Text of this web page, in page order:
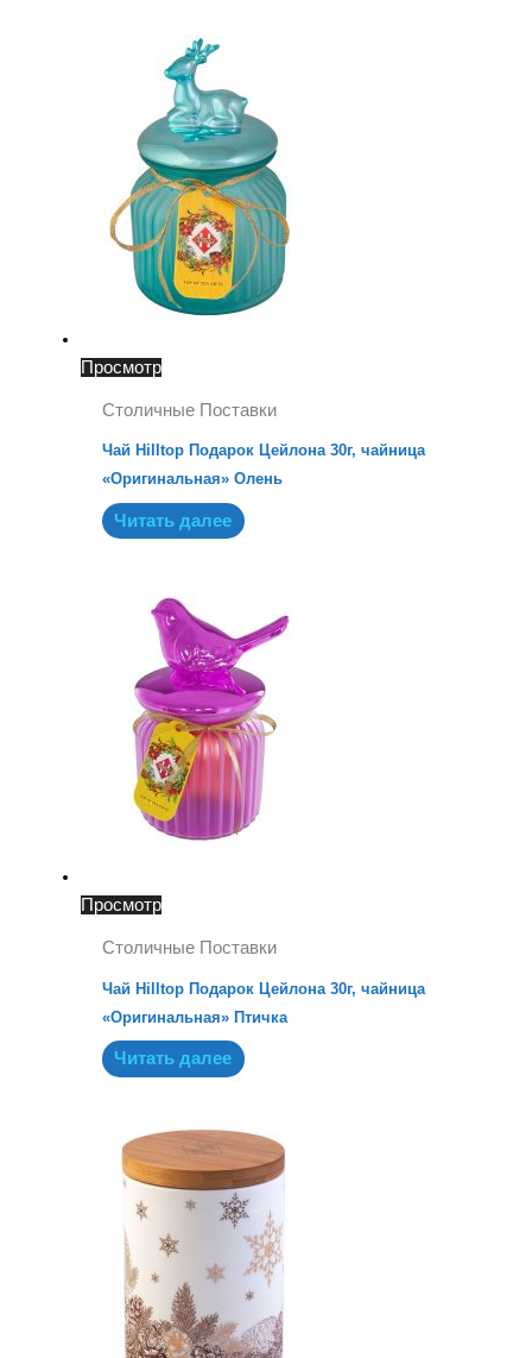
Просмотр
Столичные Поставки
Чай Hilltop Подарок Цейлона 30г, чайница
«Оригинальная» Олень
Читать далее
Просмотр
Столичные Поставки
Чай Hilltop Подарок Цейлона 30г, чайница
«Оригинальная» Птичка
Читать далее